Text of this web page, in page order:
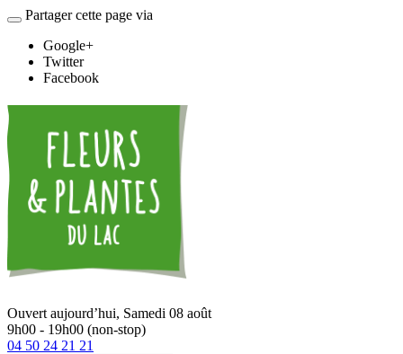
Partager cette page via
Google+
Twitter
Facebook
Ouvert aujourd’hui, Samedi 08 août
9h00 - 19h00 (non-stop)
04 50 24 21 21